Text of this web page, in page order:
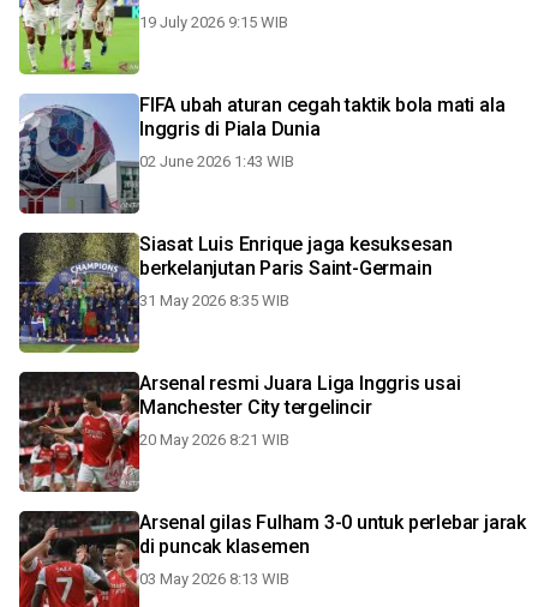
19 July 2026 9:15 WIB
FIFA ubah aturan cegah taktik bola mati ala
Inggris di Piala Dunia
02 June 2026 1:43 WIB
Siasat Luis Enrique jaga kesuksesan
berkelanjutan Paris Saint-Germain
31 May 2026 8:35 WIB
Arsenal resmi Juara Liga Inggris usai
Manchester City tergelincir
20 May 2026 8:21 WIB
Arsenal gilas Fulham 3-0 untuk perlebar jarak
di puncak klasemen
03 May 2026 8:13 WIB